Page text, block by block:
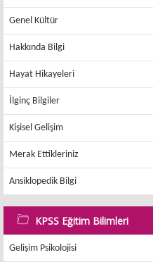
Genel Kültür
Hakkında Bilgi
Hayat Hikayeleri
İlginç Bilgiler
Kişisel Gelişim
Merak Ettikleriniz
Ansiklopedik Bilgi
KPSS Eğitim Bilimleri
Gelişim Psikolojisi